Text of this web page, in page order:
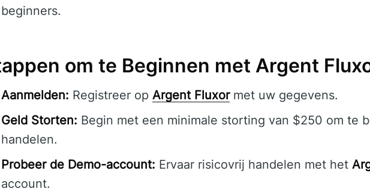
beginners.
om te Beginnen met Argent
Aanmelden: Registreer op Argent Fluxormet uw gegevens.
Geld Storten: Begin met een minimale storting van $250 om te
handelen.
Probeer de Demo-account: Ervaar risicovrij handelen met het
account.